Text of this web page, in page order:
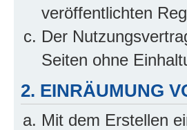
veröffentlichten
Der
Seiten ohne
2. EINRÄUMUNG
Mit dem Erstellen